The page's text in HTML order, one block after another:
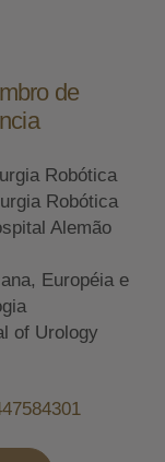
de
Robótica
Robótica
Alemão
Européia e
of Urology